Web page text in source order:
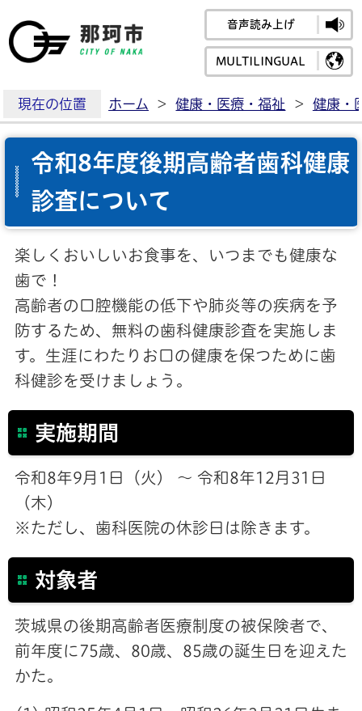
那珂市公式ホームペ
音声読み上げ
MULTILINGUAL
現在の位置 ホーム > 健康・医療・福祉 > 健康・
令和8年度後期高齢者歯科健康
診査について
楽しくおいしいお食事を、いつまでも健康な
歯で！
高齢者の口腔機能の低下や肺炎等の疾病を予
防するため、無料の歯科健康診査を実施しま
す。生涯にわたりお口の健康を保つために歯
科健診を受けましょう。
実施期間
令和8年9月1日（火） ～ 令和8年12月31日
（木）
※ただし、歯科医院の休診日は除きます。
対象者
茨城県の後期高齢者医療制度の被保険者で、
前年度に75歳、80歳、85歳の誕生日を迎えた
かた。